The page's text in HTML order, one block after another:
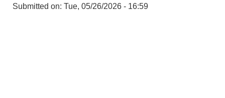
Submitted on: Tue, 05/26/2026 - 16:59